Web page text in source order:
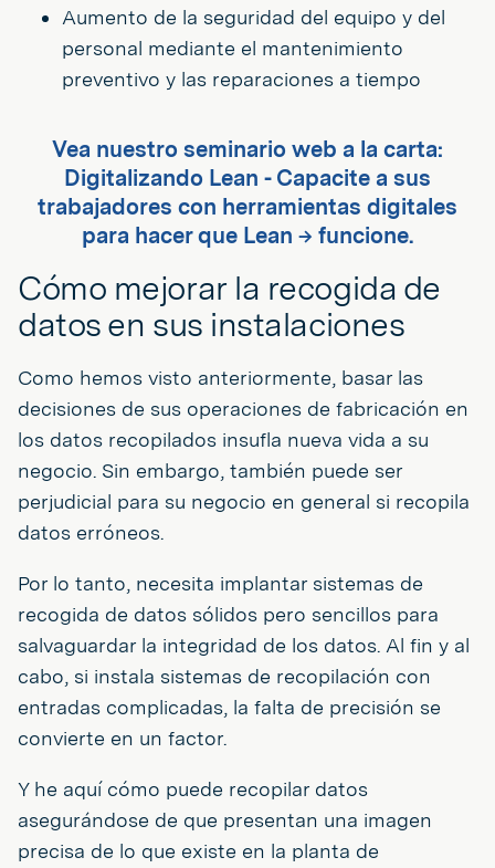
Aumento de la seguridad del equipo y del
personal mediante el mantenimiento
preventivo y las reparaciones a tiempo
Vea nuestro seminario web a la carta:
Digitalizando Lean - Capacite a sus
trabajadores con herramientas digitales
para hacer que Lean → funcione.
Cómo mejorar la recogida de
datos en sus instalaciones
Como hemos visto anteriormente, basar las
decisiones de sus operaciones de fabricación en
los datos recopilados insufla nueva vida a su
negocio. Sin embargo, también puede ser
perjudicial para su negocio en general si recopila
datos erróneos.
Por lo tanto, necesita implantar sistemas de
recogida de datos sólidos pero sencillos para
salvaguardar la integridad de los datos. Al fin y al
cabo, si instala sistemas de recopilación con
entradas complicadas, la falta de precisión se
convierte en un factor.
Y he aquí cómo puede recopilar datos
asegurándose de que presentan una imagen
precisa de lo que existe en la planta de